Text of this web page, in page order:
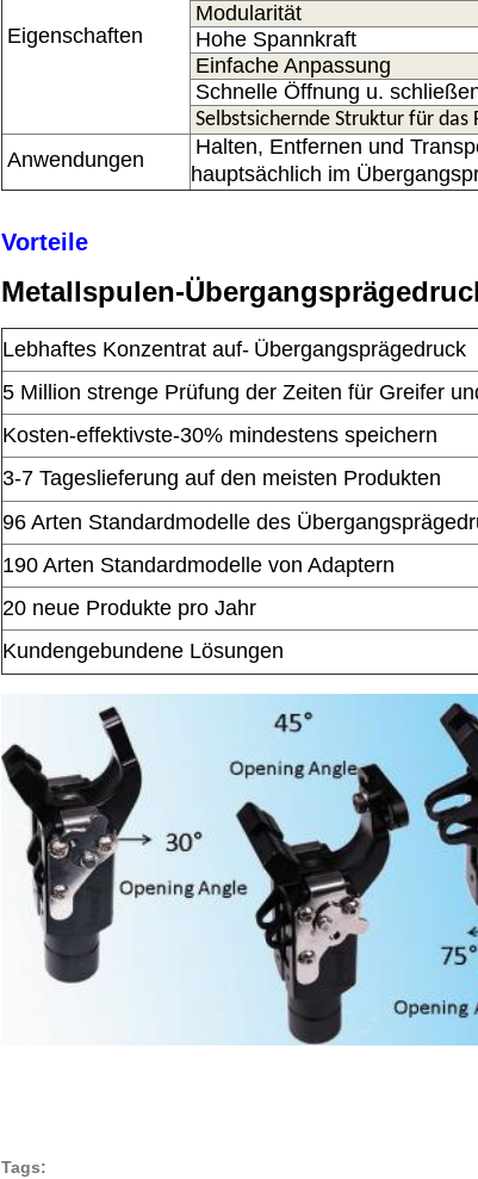
Eigenschaften
Modularität
Hohe Spannkraft
Einfache Anpassung
Schnelle Öffnung u.
Selbstsichernde Struktur für das
Anwendungen
Halten, Entfernen und
hauptsächlich im
Vorteile
Metallspulen-
Lebhaftes Konzentrat auf- Übergangsprägedruck
5 Million strenge Prüfung der Zeiten für Greifer
Kosten-effektivste-30% mindestens speichern
3-7 Tageslieferung auf den meisten Produkten
96 Arten Standardmodelle des
190 Arten Standardmodelle von Adaptern
20 neue Produkte pro Jahr
Kundengebundene Lösungen
Tags: